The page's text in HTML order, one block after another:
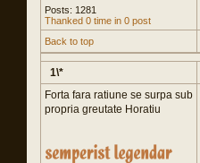
Posts: 1281
Thanked 0 time in 0 post
Back to top
1\*
Forta fara ratiune se surpa sub
propria greutate Horatiu